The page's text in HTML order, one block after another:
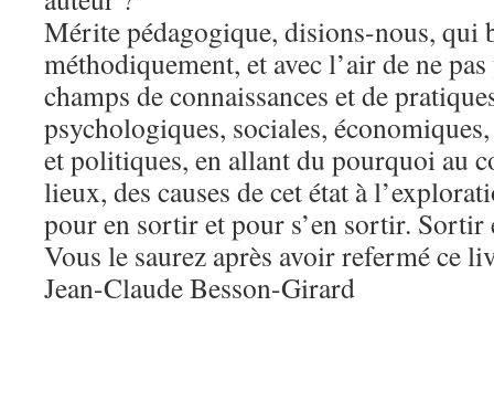
Mérite pédagogique, disions-nous, qui
méthodiquement, et avec l’air de ne
champs de connaissances et de
psychologiques, sociales,
et politiques, en allant du pourquoi au
lieux, des causes de cet état à
pour en sortir et pour s’en sortir. Sortir
Vous le saurez après avoir refermé ce
Jean-Claude Besson-Girard